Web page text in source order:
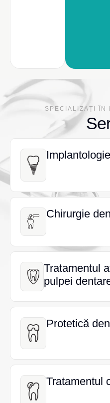
SPECIALIZAȚI ÎN
Implantologie
Implantologie
Chirurgie
Chirurgie
Tratamentul
pulpei
Tratamentul
pulpei
Protetică
Protetică
Tratamentul
Tratamentul